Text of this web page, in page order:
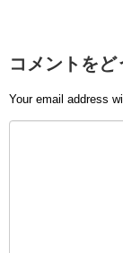
コメントをど
Your email address